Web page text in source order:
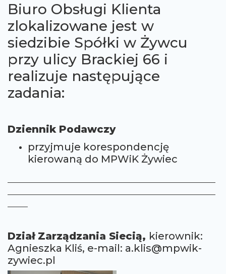
Biuro Obsługi Klienta
zlokalizowane jest w
siedzibie Spółki w Żywcu
przy ulicy Brackiej 66 i
realizuje następujące
zadania:
Dziennik Podawczy
przyjmuje korespondencję
kierowaną do MPWiK Żywiec
Dział Zarządzania Siecią, kierownik:
Agnieszka Kliś, e-mail: a.klis@mpwik-
zywiec.pl